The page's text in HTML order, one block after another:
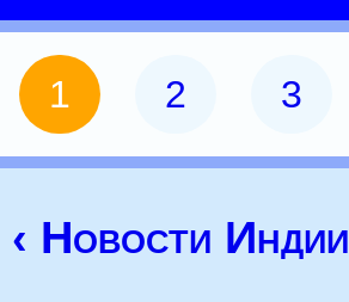
1 2 3
‹ Новости Индии